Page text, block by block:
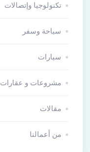
تكنولوجيا وإتصالات
سياحة وسفر
سيارات
مشروعات و عقارات
مقالات
من أعمالنا